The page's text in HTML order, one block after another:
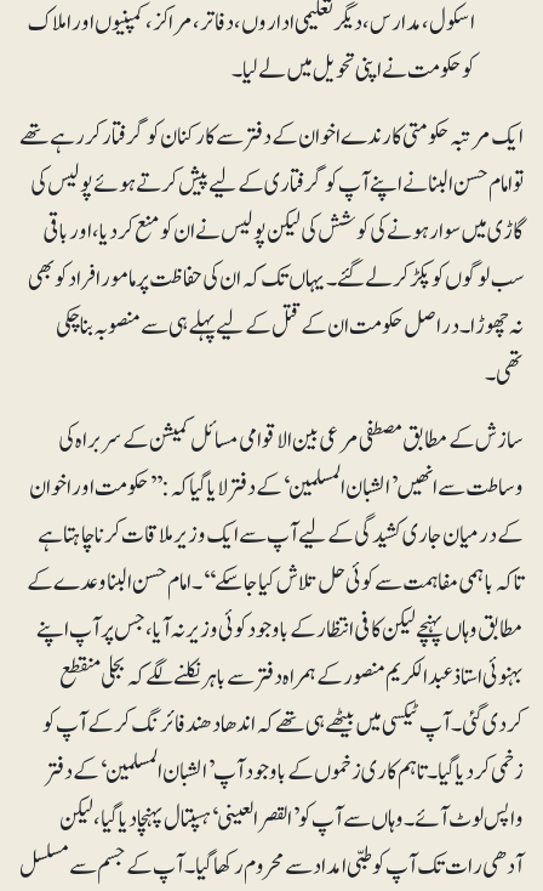
اسکول، مدارس، دیگر تعلیمی اداروں، دفاتر ، مراکز ، کمپنیوں اور املاک
کو حکومت نے اپنی تحویل میں لے لیا۔
ایک مرتبہ حکومتی کارندے اخوان کے دفتر سے کارکنان کو گرفتار کررہے تھے
تو امام حسن البنا نے اپنے آپ کو گرفتاری کے لیے پیش کرتے ہوئے پولیس کی
گاڑی میں سوار ہونے کی کوشش کی لیکن پولیس نے ان کو منع کردیا، اور باقی
سب لوگوں کو پکڑ کر لے گئے۔ یہاں تک کہ ان کی حفاظت پر مامور افراد کو بھی
نہ چھوڑا۔ دراصل حکومت ان کے قتل کے لیے پہلے ہی سے منصوبہ بناچکی
تھی۔
سازش کے مطابق مصطفی مرعی بین الاقوامی مسائل کمیشن کے سربراہ کی
وساطت سے انھیں ’الشبان المسلمین‘ کے دفتر لایا گیا کہ:’’ حکومت اور اخوان
کے درمیان جاری کشیدگی کے لیے آپ سے ایک وزیر ملاقات کرنا چاہتا ہے
تاکہ باہمی مفاہمت سے کوئی حل تلاش کیا جاسکے‘‘۔ امام حسن البنا وعدے کے
مطابق وہاں پہنچے لیکن کافی انتظار کے باوجود کوئی وزیر نہ آیا، جس پر آپ اپنے
بہنوئی استاذ عبدالکریم منصور کے ہمراہ دفتر سے باہر نکلنے لگے کہ بجلی منقطع
کردی گئی۔ آپ ٹیکسی میں بیٹھے ہی تھے کہ اندھا دھند فائرنگ کرکے آپ کو
زخمی کردیا گیا۔ تاہم کاری زخموں کے باوجود آپ ’الشبان المسلمین‘کے دفتر
واپس لوٹ آئے۔ وہاں سے آپ کو ’القصر العینی‘ ہسپتال پہنچا دیا گیا، لیکن
آدھی رات تک آپ کو طبی امداد سے محروم رکھا گیا۔ آپ کے جسم سے مسلسل